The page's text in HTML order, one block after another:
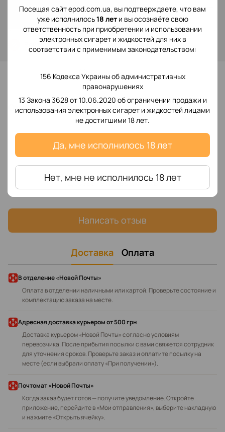
Посещая сайт epod.com.ua, вы подтверждаете, что вам
уже исполнилось18 лети вы осознаёте свою
ответственность при приобретении и использовании
электронных сигарет и жидкостей для них в
соответствии с применимым законодательством:
156 Кодекса Украины об административных
правонарушениях
13 Закона 3628 от 10.06.2020 об ограничении продажи и
использования электронных сигарет и жидкостей лицами
не достигшими 18 лет.
Да, мне исполнилось 18 лет
Нет, мне не исполнилось 18 лет
Сообщить, когда появится
Войтидля отображения накопительной скидки
В избранное
Отзывы
Добавьте первый отзыв
Написать отзыв
Доставка Оплата
В отделение «Новой Почты»
Оплата в отделении наличными или картой. Проверьте состояние и
комплектацию заказа на месте.
Адресная доставка курьеромот 500 грн
Доставка курьером «Новой Почты» согласно условиям
перевозчика. После прибытия посылки с вами свяжется сотрудник
для уточнения сроков. Проверьте заказ и оплатите посылку на
месте (если выбрали оплату «При получении»).
Почтомат «Новой Почты»
Когда заказ будет готов — получите уведомление. Откройте
приложение, перейдите в «Мои отправления», выберите накладную
и нажмите «Открыть ячейку».